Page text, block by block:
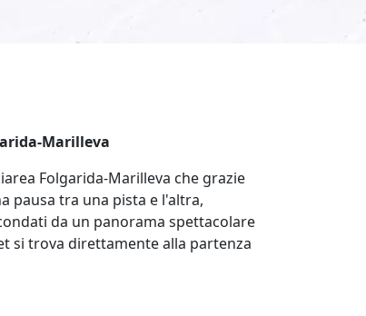
Marilleva
Folgarida-Marilleva che grazie
pausa tra una pista e l'altra,
da un panorama spettacolare
si trova direttamente alla partenza